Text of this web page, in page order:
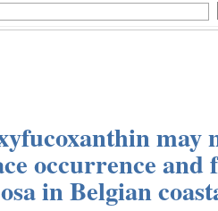
occurrence and
in Belgian